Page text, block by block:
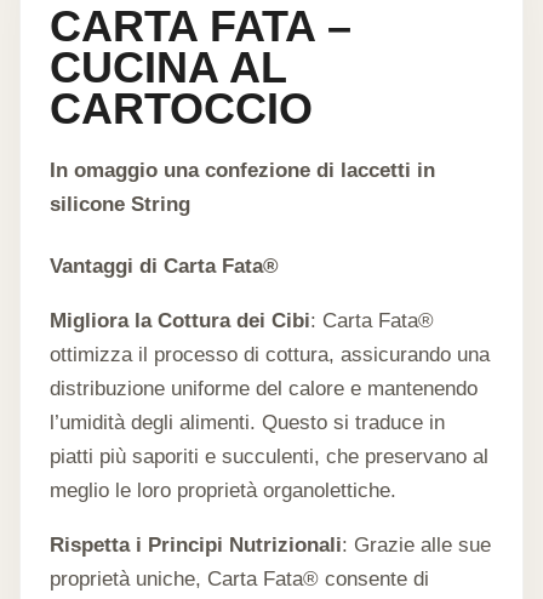
CARTA FATA –
CUCINA AL
CARTOCCIO
In omaggio una confezione di laccetti in
silicone String
Vantaggi di Carta Fata®
Migliora la Cottura dei Cibi: Carta Fata®
ottimizza il processo di cottura, assicurando una
distribuzione uniforme del calore e mantenendo
l’umidità degli alimenti. Questo si traduce in
piatti più saporiti e succulenti, che preservano al
meglio le loro proprietà organolettiche.
Rispetta i Principi Nutrizionali: Grazie alle sue
proprietà uniche, Carta Fata® consente di